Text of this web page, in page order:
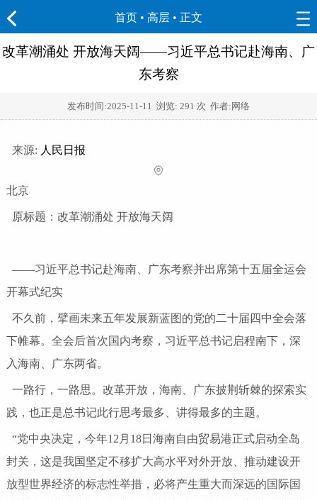
首页 • 高层 • 正文
改革潮涌处 开放海天阔——习近平总书记赴海南、广
东考察
发布时间:2025-11-11 浏览: 291 次 作者:网络
来源: 人民日报
北京
原标题：改革潮涌处 开放海天阔
——习近平总书记赴海南、广东考察并出席第十五届全运会
开幕式纪实
不久前，擘画未来五年发展新蓝图的党的二十届四中全会落
下帷幕。全会后首次国内考察，习近平总书记启程南下，深
入海南、广东两省。
一路行，一路思。改革开放，海南、广东披荆斩棘的探索实
践，也正是总书记此行思考最多、讲得最多的主题。
“党中央决定，今年12月18日海南自由贸易港正式启动全岛
封关，这是我国坚定不移扩大高水平对外开放、推动建设开
放型世界经济的标志性举措，必将产生重大而深远的国际国